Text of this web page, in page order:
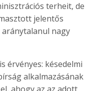
terheit, de
jelentős
nagy
érvényes: késedelmi
alkalmazásának